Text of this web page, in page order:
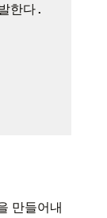
만들어내